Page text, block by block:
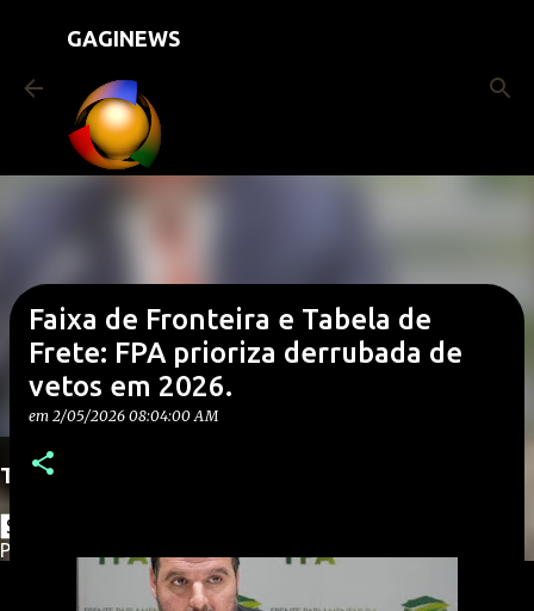
Pular para o conteúdo principal
GAGINEWS
Translate
Powered by
Faixa de Fronteira e Tabela de
Frete: FPA prioriza derrubada de
vetos em 2026.
em 2/05/2026 08:04:00 AM